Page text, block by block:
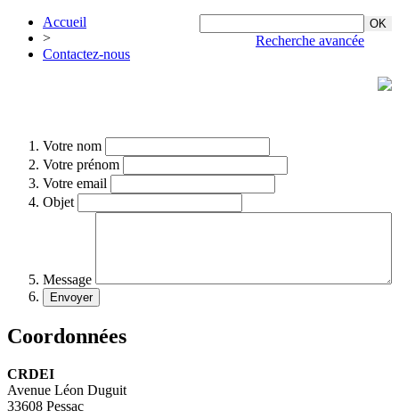
Recherche avancée
Accueil
>
Contactez-nous
Votre nom
Votre prénom
Votre email
Objet
Message
Coordonnées
CRDEI
Avenue Léon Duguit
33608 Pessac